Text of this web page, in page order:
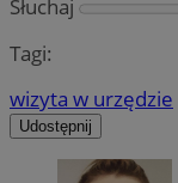
Słuchaj
Tagi:
wizyta w urzędzie
Udostępnij